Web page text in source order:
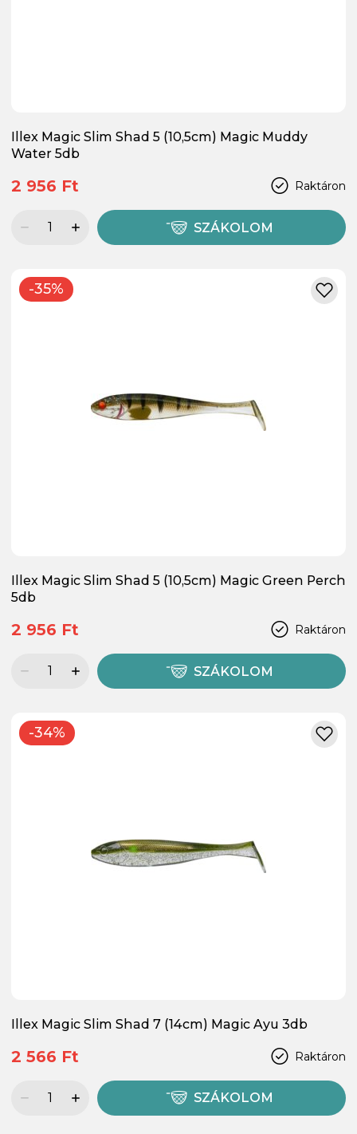
Illex Magic Slim Shad 5 (10,5cm) Magic Muddy
Water 5db
Raktáron
2 956 Ft
SZÁKOLOM
-35%
Illex Magic Slim Shad 5 (10,5cm) Magic Green Perch
5db
Raktáron
2 956 Ft
SZÁKOLOM
-34%
Illex Magic Slim Shad 7 (14cm) Magic Ayu 3db
Raktáron
2 566 Ft
SZÁKOLOM